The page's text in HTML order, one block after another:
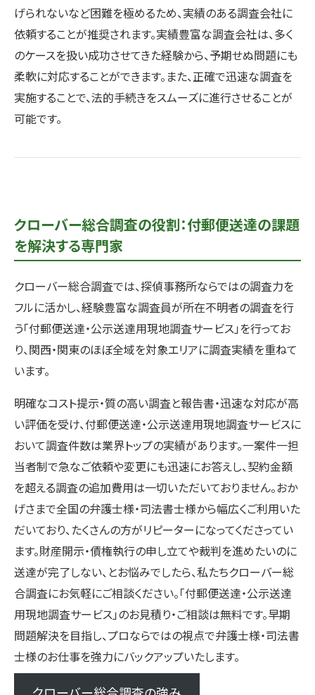
げられないなど困難を極めるため、実績のある調査会社に
依頼することが推奨されます。実績豊富な調査会社は、多く
のケースを扱い成功させてきた経験から、予期せぬ問題にも
柔軟に対応することができます。また、正確で迅速な調査を
実施することで、法的手続きをスムーズに進行させることが
可能です。
クローバー総合調査の役割：付郵便送達の課題
を解決する専門家
クローバー総合調査では、探偵事務所ならではの調査力を
フルに活かし、経験豊富な調査員が所在不明者の調査を行
う「付郵便送達・公示送達用現地調査サービス」を行ってお
り、関西・関東のほぼ全域を対象エリアに調査実績を重ねて
います。
明確なコスト提示・質の高い調査と報告書・迅速な対応が高
い評価を受け、付郵便送達・公示送達用現地調査サービスに
おいて調査件数は業界トップの実績があります。一案件一担
当者制で急なご依頼や変更にも迅速にお答えし、契約金額
を超える調査の追加費用は一切いただいておりません。おか
げさまで全国の弁護士様・司法書士様から幅広くご利用いた
だいており、たくさんの方がリピーターになってくださってい
ます。財産開示・債権執行の申し立てや裁判を進めたいのに
送達が完了しない、とお悩みでしたら、私たちクローバー総
合調査にお気軽にご相談ください。「付郵便送達・公示送達
用現地調査サービス」のお見積り・ご相談は無料です。早期
問題解決を目指し、プロならではの視点で弁護士様・司法書
士様のお仕事を強力にバックアップいたします。